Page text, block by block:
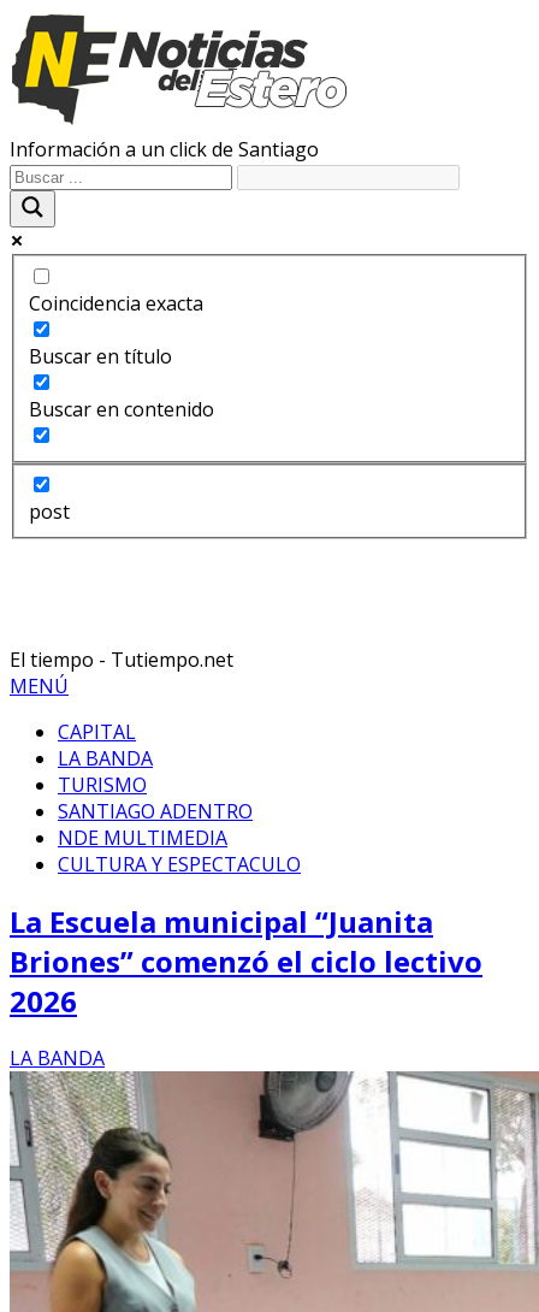
Información a un click de Santiago
Coincidencia exacta
Buscar en título
Buscar en contenido
post
El tiempo - Tutiempo.net
MENÚ
CAPITAL
LA BANDA
TURISMO
SANTIAGO ADENTRO
NDE MULTIMEDIA
CULTURA Y ESPECTACULO
La Escuela municipal “Juanita
Briones” comenzó el ciclo lectivo
2026
LA BANDA